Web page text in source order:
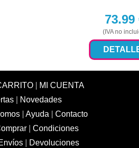
73.99
(IVA no
|
MI CUENTA
|
Novedades
| Ayuda
Contacto
| Condiciones
|
Devoluciones